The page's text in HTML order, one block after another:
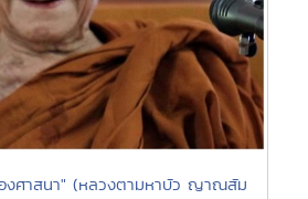
งศาสนา" (หลวงตามหาบัว ญาณสัม